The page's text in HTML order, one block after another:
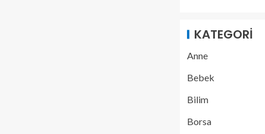
KATEGORI
Anne
Bebek
Bilim
Borsa